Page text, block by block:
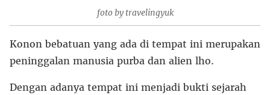
foto by travelingyuk
Konon bebatuan yang ada di tempat ini merupakan
peninggalan manusia purba dan alien lho.
Dengan adanya tempat ini menjadi bukti sejarah